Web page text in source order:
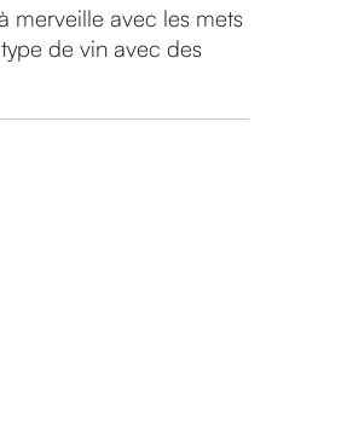
merveille avec les mets
de vin avec des